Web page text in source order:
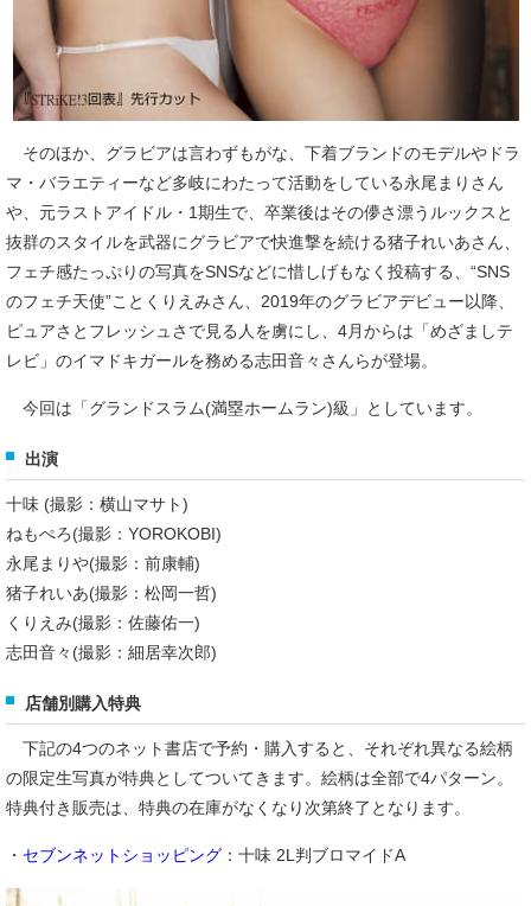
そのほか、グラビアは言わずもがな、下着ブランドのモデルやドラ
マ・バラエティーなど多岐にわたって活動をしている永尾まりさん
や、元ラストアイドル・1期生で、卒業後はその儚さ漂うルックスと
抜群のスタイルを武器にグラビアで快進撃を続ける猪子れいあさん、
フェチ感たっぷりの写真をSNSなどに惜しげもなく投稿する、“SNS
のフェチ天使”ことくりえみさん、2019年のグラビアデビュー以降、
ピュアさとフレッシュさで見る人を虜にし、4月からは「めざましテ
レビ」のイマドキガールを務める志田音々さんらが登場。
今回は「グランドスラム(満塁ホームラン)級」としています。
出演
十味 (撮影：横山マサト)
ねもぺろ(撮影：YOROKOBI)
永尾まりや(撮影：前康輔)
猪子れいあ(撮影：松岡一哲)
くりえみ(撮影：佐藤佑一)
志田音々(撮影：細居幸次郎)
店舗別購入特典
下記の4つのネット書店で予約・購入すると、それぞれ異なる絵柄
の限定生写真が特典としてついてきます。絵柄は全部で4パターン。
特典付き販売は、特典の在庫がなくなり次第終了となります。
・ セブンネットショッピング ：十味 2L判ブロマイドA